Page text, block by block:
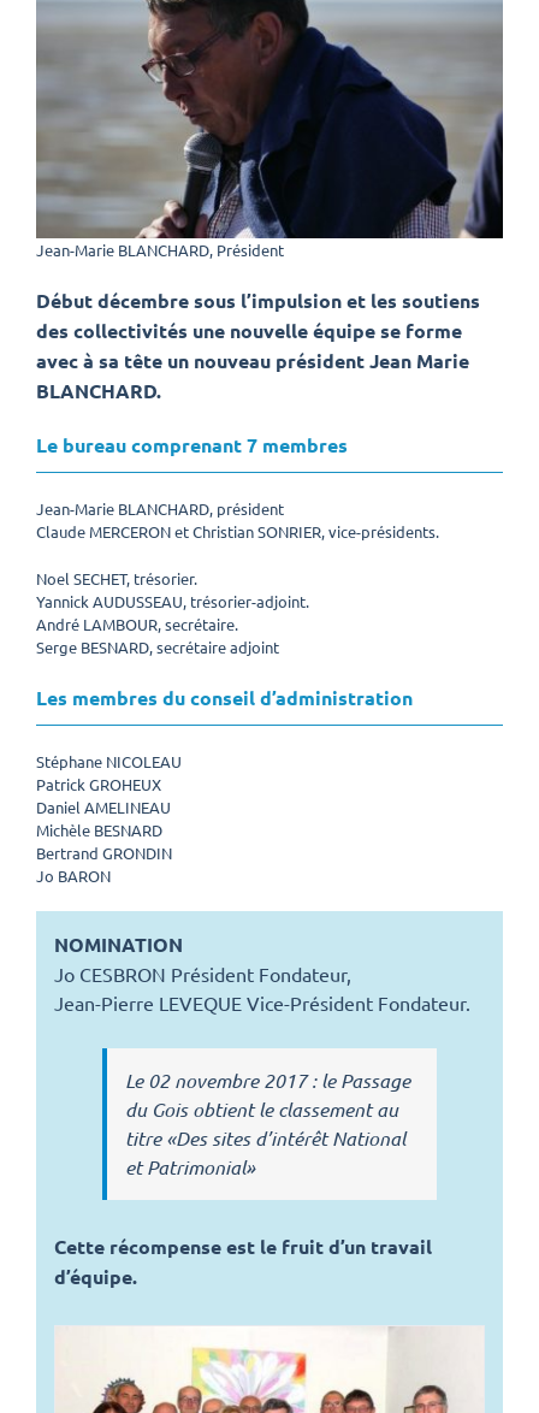
Jean-Marie BLANCHARD, Président
Début décembre sous l’impulsion et les soutiens
des collectivités une nouvelle équipe se forme
avec à sa tête un nouveau président Jean Marie
BLANCHARD.
Le bureau comprenant 7 membres
Jean-Marie BLANCHARD, président
Claude MERCERON et Christian SONRIER, vice-présidents.
Noel SECHET, trésorier.
Yannick AUDUSSEAU, trésorier-adjoint.
André LAMBOUR, secrétaire.
Serge BESNARD, secrétaire adjoint
Les membres du conseil d’administration
Stéphane NICOLEAU
Patrick GROHEUX
Daniel AMELINEAU
Michèle BESNARD
Bertrand GRONDIN
Jo BARON
NOMINATION
Jo CESBRON Président Fondateur,
Jean-Pierre LEVEQUE Vice-Président Fondateur.
Le 02 novembre 2017 : le Passage
du Gois obtient le classement au
titre «Des sites d’intérêt National
et Patrimonial»
Cette récompense est le fruit d’un travail
d’équipe.